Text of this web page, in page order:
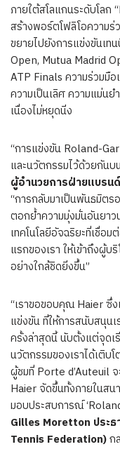
ภายใต้สโลแกนระดับโล
สร้างพอร์ตโฟลิโอความร่
ขยายไปยังการแข่งขันเ
Open, Mutua Madrid
ATP Finals ความร่วมมื
ความเป็นเลิศ ความแม่น
เนื่องไม่หยุดนิ่ง
“การแข่งขัน Roland-
และนวัตกรรมไว้ด้วยกันบ
ผู้อำนวยการฝ่ายแบรน
“การกลับมาเป็นพันธมิตร
ตอกย้ำความมุ่งมั่นอันยาว
เทคโนโลยีอัจฉริยะที่เชื่อ
แรกของเรา ให้เข้าถึงผู้
อย่างใกล้ชิดยิ่งขึ้น”
“เราขอขอบคุณ Haier ซึ่
แข่งขัน ที่ให้การสนับสนุน
ครั้งล่าสุดนี้ นับตั้งแต่จุดเ
นวัตกรรมของเราได้เติบ
ผู้ชมที่ Porte d’Auteuil
Haier จัดขึ้นทั้งภายในส
มอบประสบการณ์
Gilles Moretton ประ
Tennis Federation)ก